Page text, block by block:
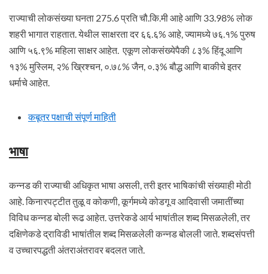
राज्याची लोकसंख्या घनता 275.6 प्रति चौ.कि.मी आहे आणि 33.98% लोक
शहरी भागात राहतात. येथील साक्षरता दर ६६.६% आहे, ज्यामध्ये ७६.१% पुरुष
आणि ५६.९% महिला साक्षर आहेत. एकूण लोकसंख्येपैकी ८३% हिंदू आणि
१३% मुस्लिम, २% ख्रिश्चन, ०.७८% जैन, ०.३% बौद्ध आणि बाकीचे इतर
धर्माचे आहेत.
कबूतर पक्षाची संपूर्ण माहिती
भाषा
कन्नड की राज्याची अधिकृत भाषा असली, तरी इतर भाषिकांची संख्याही मोठी
आहे. किनारपट्टीत तुळू व कोकणी, कूर्गमध्ये कोडगू व आदिवासी जमातींच्या
विविध कन्नड बोली रूढ आहेत. उत्तरेकडे आर्य भाषांतील शब्द मिसळलेली, तर
दक्षिणेकडे द्राविडी भाषांतील शब्द मिसळलेली कन्नड बोलली जाते. शब्दसंपत्ती
व उच्चारपद्धती अंतराअंतरावर बदलत जाते.